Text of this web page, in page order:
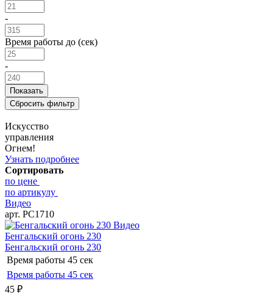
-
Время работы до (сек)
-
Искусство
управления
Огнем!
Узнать подробнее
Сортировать
по цене
по артикулу
Видео
арт. РС1710
Видео
Бенгальский огонь 230
Бенгальский огонь 230
Время работы 45 сек
Время работы 45 сек
45 ₽